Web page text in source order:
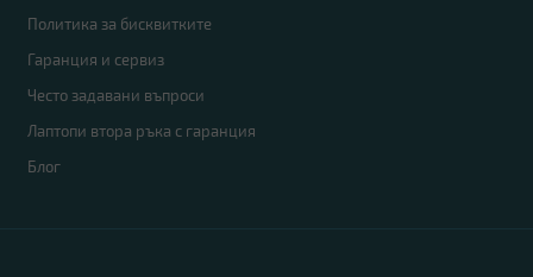
Политика за бисквитките
Гаранция и сервиз
Често задавани въпроси
Лаптопи втора ръка с гаранция
Блог